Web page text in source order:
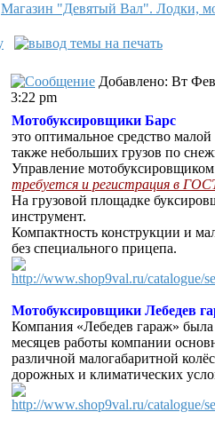
Магазин "Девятый Вал". Лодки,
Добавлено: Вт
3:22 pm
Мотобуксировщики Барс
это оптимальное средство
также небольших грузов по
Управление
требуется и регистрация в
На грузовой площадке
инструмент.
Компактность конструкции и
без специального прицепа.
http://www.shop9val.ru/catalogue/
Мотобуксировщики Лебедев
Компания «Лебедев гараж»
месяцев работы компании
различной малогабаритной
дорожных и климатических
http://www.shop9val.ru/catalogue/